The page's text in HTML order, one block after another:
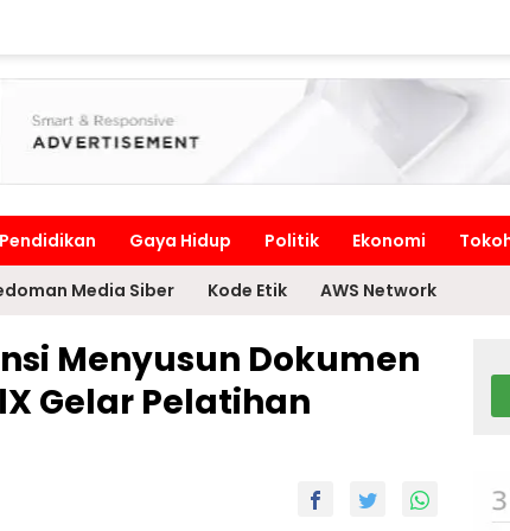
Pendidikan Gaya Hidup Politik Ekonomi
Media Siber Kode Etik AWS Network
Menyusun Dokumen
Gelar Pelatihan